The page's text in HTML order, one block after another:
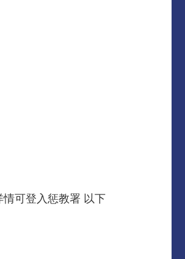
可登入惩教署 以下